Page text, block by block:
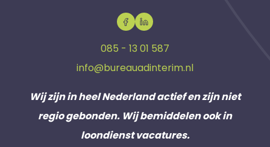
085 - 13 01 587
info@bureauadinterim.nl
Wij zijn in heel Nederland actief en zijn niet
regio gebonden. Wij bemiddelen ook in
loondienst vacatures.